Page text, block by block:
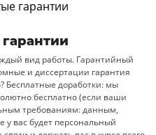
вид работы. Гарантийный
и диссертации гарантия
Бесплатные доработки: мы
бесплатно (если ваши
требованиям: данным,
у вас будет персональный